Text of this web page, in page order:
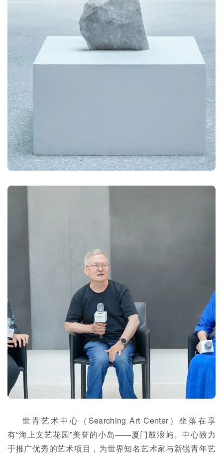
世青艺术中心（Searching Art Center）坐落在享
有“海上文艺花园”美誉的小岛——厦门鼓浪屿。中心致力
于推广优秀的艺术项目，为世界知名艺术家与新锐青年艺